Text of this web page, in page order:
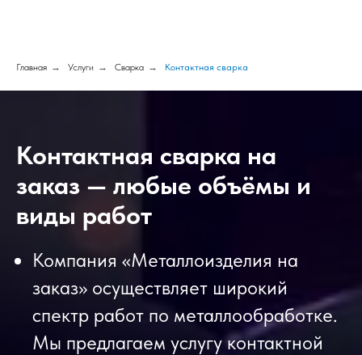
Главная → Услуги → Сварка → Контактная сварка
Контактная сварка на
заказ — любые объёмы и
виды работ
Компания «Металлоизделия на
заказ» осуществляет широкий
спектр работ по металлообработке.
Мы предлагаем услугу контактной